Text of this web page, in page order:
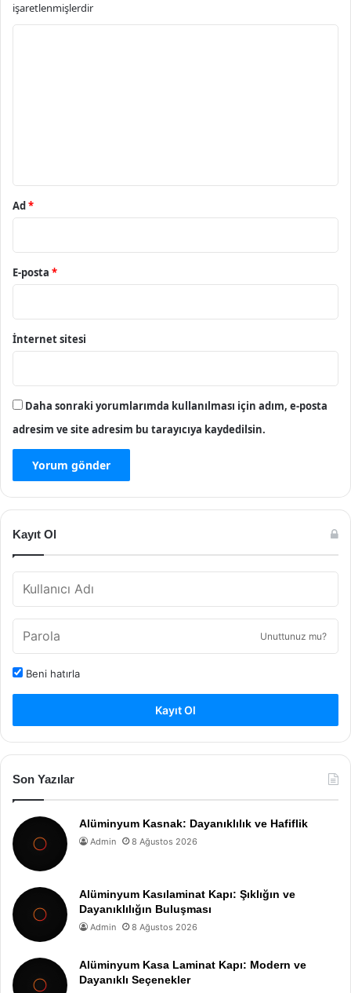
işaretlenmişlerdir
Ad*
E-posta *
İnternet sitesi
Daha sonraki yorumlarımda kullanılması için adım, e-posta
adresim ve site adresim bu tarayıcıya kaydedilsin.
Kayıt Ol
Unuttunuz mu?
Beni hatırla
Kayıt Ol
Son Yazılar
Alüminyum Kasnak: Dayanıklılık ve Hafiflik
Admin 8 Ağustos 2026
Alüminyum Kasılaminat Kapı: Şıklığın ve
Dayanıklılığın Buluşması
Admin 8 Ağustos 2026
Alüminyum Kasa Laminat Kapı: Modern ve
Dayanıklı Seçenekler